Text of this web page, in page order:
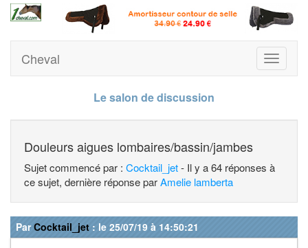
Toggle
Cheval
Le salon de discussion
Douleurs aigues lombaires/bassin/jambes
Sujet commencé par : Cocktail_jet- Il y a 64 réponses à
ce sujet, dernière réponse parAmelie lamberta
ParCocktail_jet : le 25/07/19 à 14:50:21